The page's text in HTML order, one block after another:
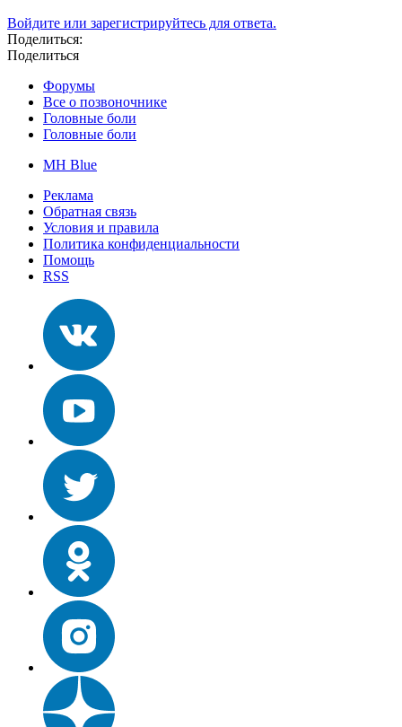
Войдите или зарегистрируйтесь для ответа.
Поделиться:
Поделиться
Форумы
Все о позвоночнике
Головные боли
Головные боли
MH Blue
Реклама
Обратная связь
Условия и правила
Политика конфиденциальности
Помощь
RSS